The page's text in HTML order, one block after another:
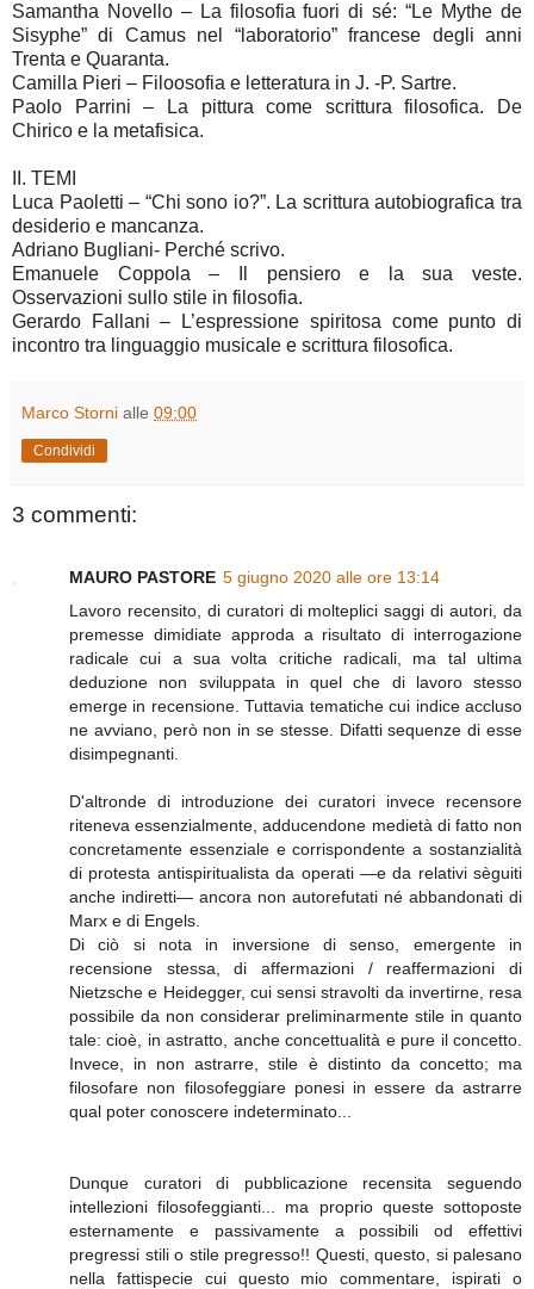
Samantha Novello – La filosofia fuori di sé: “Le Mythe de
Sisyphe” di Camus nel “laboratorio” francese degli anni
Trenta e Quaranta.
Camilla Pieri – Filoosofia e letteratura in J. -P. Sartre.
Paolo Parrini – La pittura come scrittura filosofica. De
Chirico e la metafisica.
II. TEMI
Luca Paoletti – “Chi sono io?”. La scrittura autobiografica tra
desiderio e mancanza.
Adriano Bugliani- Perché scrivo.
Emanuele Coppola – Il pensiero e la sua veste.
Osservazioni sullo stile in filosofia.
Gerardo Fallani – L’espressione spiritosa come punto di
incontro tra linguaggio musicale e scrittura filosofica.
Marco Storni alle 09:00
Condividi
3 commenti:
MAURO PASTORE 5 giugno 2020 alle ore 13:14
Lavoro recensito, di curatori di molteplici saggi di autori, da
premesse dimidiate approda a risultato di interrogazione
radicale cui a sua volta critiche radicali, ma tal ultima
deduzione non sviluppata in quel che di lavoro stesso
emerge in recensione. Tuttavia tematiche cui indice accluso
ne avviano, però non in se stesse. Difatti sequenze di esse
disimpegnanti.
D'altronde di introduzione dei curatori invece recensore
riteneva essenzialmente, adducendone medietà di fatto non
concretamente essenziale e corrispondente a sostanzialità
di protesta antispiritualista da operati —e da relativi sèguiti
anche indiretti— ancora non autorefutati né abbandonati di
Marx e di Engels.
Di ciò si nota in inversione di senso, emergente in
recensione stessa, di affermazioni / reaffermazioni di
Nietzsche e Heidegger, cui sensi stravolti da invertirne, resa
possibile da non considerar preliminarmente stile in quanto
tale: cioè, in astratto, anche concettualità e pure il concetto.
Invece, in non astrarre, stile è distinto da concetto; ma
filosofare non filosofeggiare ponesi in essere da astrarre
qual poter conoscere indeterminato...
Dunque curatori di pubblicazione recensita seguendo
intellezioni filosofeggianti... ma proprio queste sottoposte
esternamente e passivamente a possibili od effettivi
pregressi stili o stile pregresso!! Questi, questo, si palesano
nella fattispecie cui questo mio commentare, ispirati o